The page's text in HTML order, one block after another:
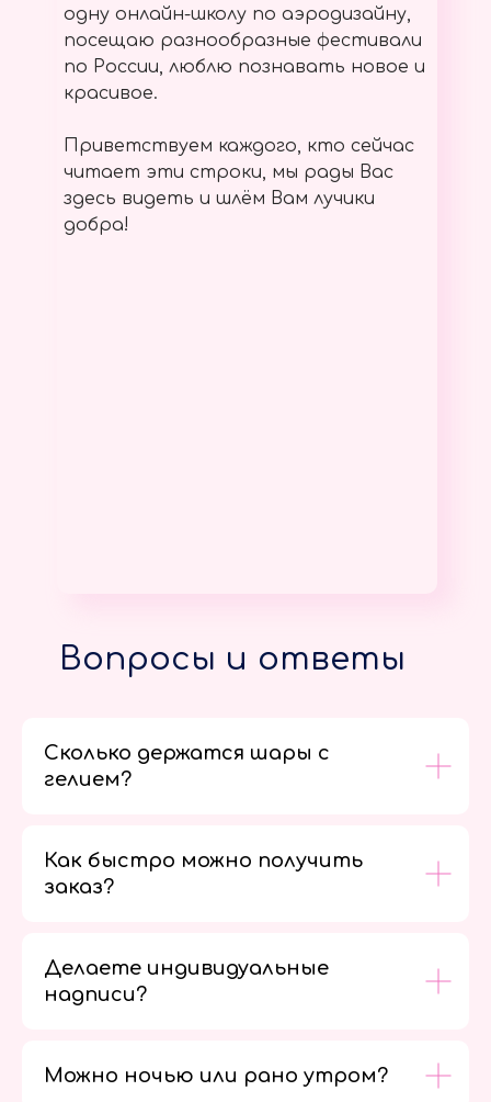
одну онлайн-школу по аэродизайну,
посещаю разнообразные фестивали
по России, люблю познавать новое и
красивое.
Приветствуем каждого, кто сейчас
читает эти строки, мы рады Вас
здесь видеть и шлём Вам лучики
добра!
Вопросы и ответы
Сколько держатся шары с
гелием?
Как быстро можно получить
заказ?
Делаете индивидуальные
надписи?
Можно ночью или рано утром?